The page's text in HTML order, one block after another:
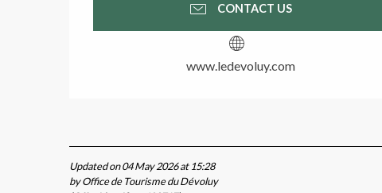
CONTACT US
www.ledevoluy.com
Updated on 04 May 2026 at 15:28
by Office de Tourisme du Dévoluy